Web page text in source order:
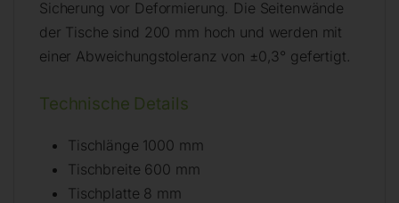
Sicherung vor Deformierung. Die Seitenwände
der Tische sind 200 mm hoch und werden mit
einer Abweichungstoleranz von ±0,3° gefertigt.
Technische Details
Tischlänge 1000 mm
Tischbreite 600 mm
Tischplatte 8 mm